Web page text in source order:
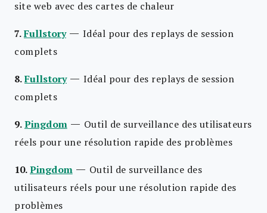
site web avec des cartes de chaleur
7.Fullstory — Idéal pour des replays de session
complets
8.Fullstory — Idéal pour des replays de session
complets
9.Pingdom — Outil de surveillance des utilisateurs
réels pour une résolution rapide des problèmes
10.Pingdom — Outil de surveillance des
utilisateurs réels pour une résolution rapide des
problèmes